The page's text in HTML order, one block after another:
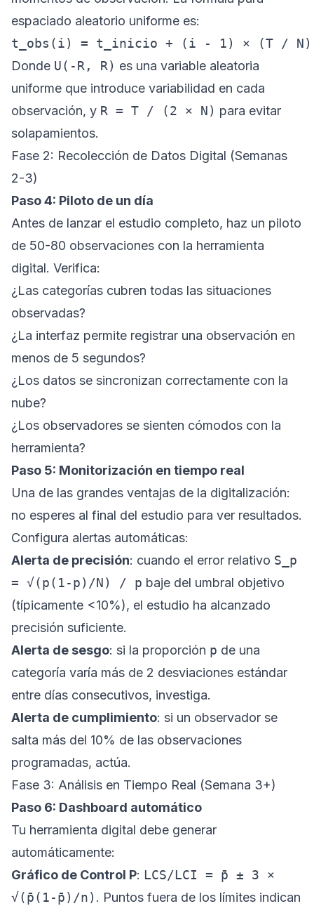
espaciado aleatorio uniforme es:
Donde U(-R, R) es una variable aleatoria
uniforme que introduce variabilidad en cada
observación, y R = T / (2 × N) para evitar
solapamientos.
Fase 2: Recolección de Datos Digital (Semanas
2-3)
Paso 4: Piloto de un día
Antes de lanzar el estudio completo, haz un piloto
de 50-80 observaciones con la herramienta
digital. Verifica:
¿Las categorías cubren todas las situaciones
observadas?
¿La interfaz permite registrar una observación en
menos de 5 segundos?
¿Los datos se sincronizan correctamente con la
nube?
¿Los observadores se sienten cómodos con la
herramienta?
Paso 5: Monitorización en tiempo real
Una de las grandes ventajas de la digitalización:
no esperes al final del estudio para ver resultados.
Configura alertas automáticas:
Alerta de precisión: cuando el error relativo S_p
= √(p(1-p)/N) / p baje del umbral objetivo
(típicamente <10%), el estudio ha alcanzado
precisión suficiente.
Alerta de sesgo: si la proporción p de una
categoría varía más de 2 desviaciones estándar
entre días consecutivos, investiga.
Alerta de cumplimiento: si un observador se
salta más del 10% de las observaciones
programadas, actúa.
Fase 3: Análisis en Tiempo Real (Semana 3+)
Paso 6: Dashboard automático
Tu herramienta digital debe generar
automáticamente:
Gráfico de Control P: LCS/LCI = p̄ ± 3 ×
√(p̄(1-p̄)/n) . Puntos fuera de los límites indican